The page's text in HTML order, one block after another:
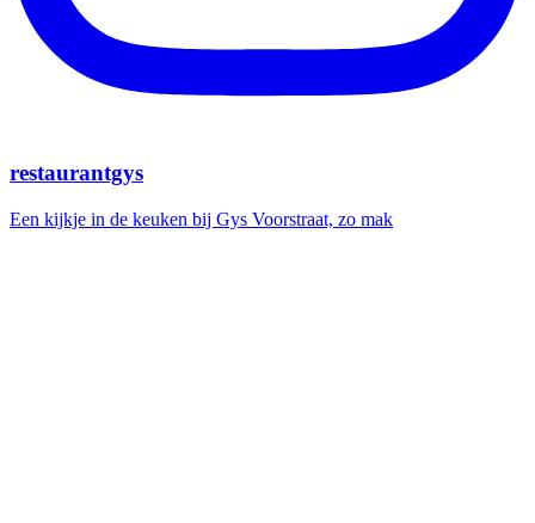
restaurantgys
Een kijkje in de keuken bij Gys Voorstraat, zo mak